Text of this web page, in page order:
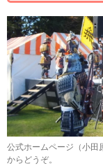
公式ホームページ（小田
からどうぞ。